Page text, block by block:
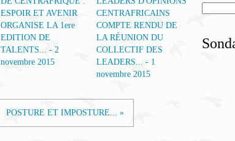
ESPOIR ET AVENIR
ORGANISE LA 1ere
EDITION DE
TALENTS... - 2
novembre 2015
COMPTE RENDU DE
LA RÉUNION DU
COLLECTIF DES
LEADERS... - 1
novembre 2015
POSTURE ET IMPOSTURE... »